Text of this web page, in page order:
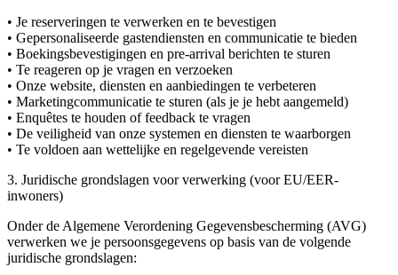
• Je reserveringen te verwerken en te bevestigen
• Gepersonaliseerde gastendiensten en communicatie te bieden
• Boekingsbevestigingen en pre-arrival berichten te sturen
• Te reageren op je vragen en verzoeken
• Onze website, diensten en aanbiedingen te verbeteren
• Marketingcommunicatie te sturen (als je je hebt aangemeld)
• Enquêtes te houden of feedback te vragen
• De veiligheid van onze systemen en diensten te waarborgen
• Te voldoen aan wettelijke en regelgevende vereisten
3. Juridische grondslagen voor verwerking (voor EU/EER-
inwoners)
Onder de Algemene Verordening Gegevensbescherming (AVG)
verwerken we je persoonsgegevens op basis van de volgende
juridische grondslagen: